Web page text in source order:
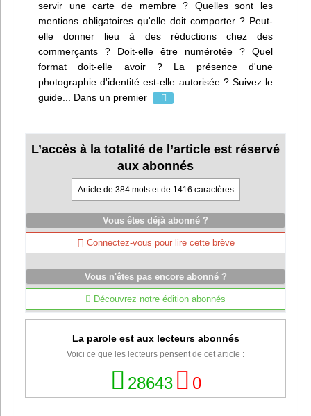
servir une carte de membre ? Quelles sont les
mentions obligatoires qu'elle doit comporter ? Peut-
elle donner lieu à des réductions chez des
commerçants ? Doit-elle être numérotée ? Quel
format doit-elle avoir ? La présence d'une
photographie d'identité est-elle autorisée ? Suivez le
guide... Dans un premier
L’accès à la totalité de l’article est réservé
aux abonnés
Article de 384 mots et de 1416 caractères
Vous êtes déjà abonné ?
Connectez-vous pour lire cette brève
Vous n'êtes pas encore abonné ?
Découvrez notre édition abonnés
La parole est aux lecteurs abonnés
Voici ce que les lecteurs pensent de cet article :
28643 0